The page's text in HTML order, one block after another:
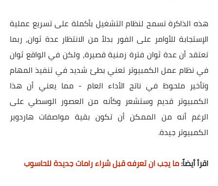
هذه الذاكرة تسمح لنظام التشغيل بأكملة على تسريع عملية
الإستجابة للأوامر على الفور بدلاً من الانتظار عدة ثوان، ربما
تعتقد أن عدة ثوان فترة زمنية قصيرة، ولكن في الواقع ثوان
في نظام عمل الكمبيوتر تعني بطئ شديد في تنفيذ المهام
وتأخير ملحوظ في ناتج الأداء العام - مما يعني أن هذا
الكمبيوتر قديم وستشعر وكأنه من العصور الوسطي على
الرغم أنه من الممكن أن تكون بقية مواصفات هاردوير
الكمبيوتر جيدة.
اقرأ أيضاً:ما يجب ان تعرفه قبل شراء رامات جديدة للحاسوب